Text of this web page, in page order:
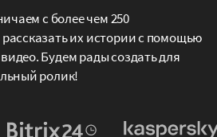
с более чем 250
их истории с помощью
Будем рады создать для
ролик!